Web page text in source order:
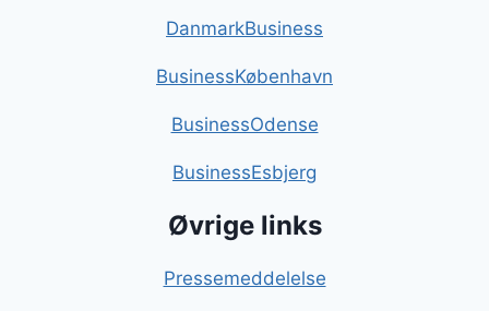
DanmarkBusiness
BusinessKøbenhavn
BusinessOdense
BusinessEsbjerg
Øvrige links
Pressemeddelelse